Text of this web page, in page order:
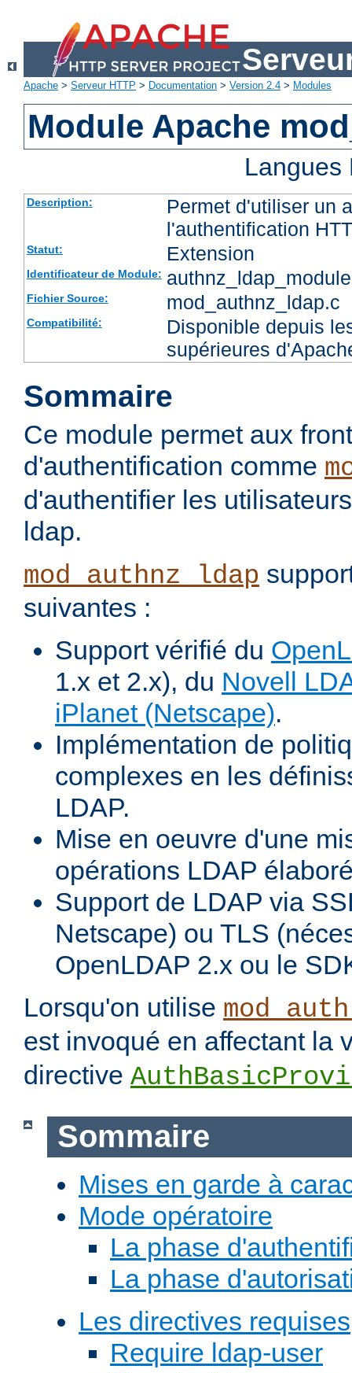
Apache > Serveur HTTP > Documentation > Version 2.4 > Modules
Module Apache
Description:
Permet d'utiliser un
l'authentification
Statut: Extension
Identificateur de Module: authnz_ldap_module
Fichier Source: mod_authnz_ldap.c
Compatibilité:
Disponible depuis
supérieures
Sommaire
Ce module permet aux
d'authentification comme
d'authentifier les
ldap.
mod_authnz_ldap
suivantes :
Support vérifié du
1.x et 2.x), du Novell
iPlanet (Netscape).
Implémentation de
complexes en les
LDAP.
Mise en oeuvre d'une
opérations LDAP
Support de LDAP via
Netscape) ou TLS
OpenLDAP 2.x ou le
Lorsqu'on utilise
est invoqué en affectant la
directive
Sommaire
Mises en garde à
Mode opératoire
La phase
La phase
Les directives requises
Require ldap-user